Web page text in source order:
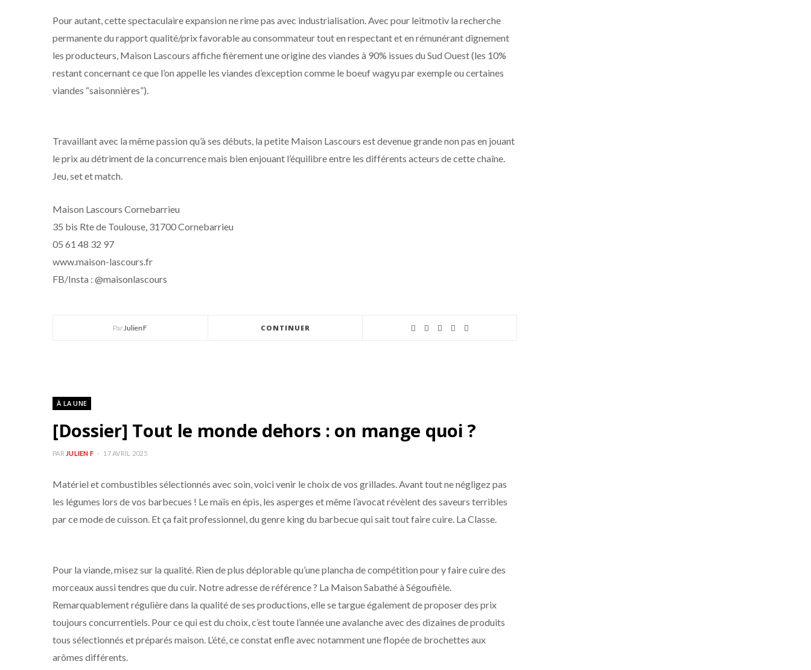
Pour autant, cette spectaculaire expansion ne rime pas avec industrialisation. Avec pour leitmotiv la recherche
permanente du rapport qualité/prix favorable au consommateur tout en respectant et en rémunérant dignement
les producteurs, Maison Lascours affiche fièrement une origine des viandes à 90% issues du Sud Ouest (les 10%
restant concernant ce que l’on appelle les viandes d’exception comme le boeuf wagyu par exemple ou certaines
viandes “saisonnières”).
Travaillant avec la même passion qu’à ses débuts, la petite Maison Lascours est devenue grande non pas en jouant
le prix au détriment de la concurrence mais bien enjouant l’équilibre entre les différents acteurs de cette chaîne.
Jeu, set et match.
Maison Lascours Cornebarrieu
35 bis Rte de Toulouse, 31700 Cornebarrieu
05 61 48 32 97
www.maison-lascours.fr
FB/Insta : @maisonlascours
ParJulien F CONTINUER
À LA UNE
[Dossier] Tout le monde dehors : on mange quoi ?
PAR JULIEN F 17 AVRIL 2025
Matériel et combustibles sélectionnés avec soin, voici venir le choix de vos grillades. Avant tout ne négligez pas
les légumes lors de vos barbecues ! Le maïs en épis, les asperges et même l’avocat révèlent des saveurs terribles
par ce mode de cuisson. Et ça fait professionnel, du genre king du barbecue qui sait tout faire cuire. La Classe.
Pour la viande, misez sur la qualité. Rien de plus déplorable qu’une plancha de compétition pour y faire cuire des
morceaux aussi tendres que du cuir. Notre adresse de référence ? La Maison Sabathé à Ségoufièle.
Remarquablement régulière dans la qualité de ses productions, elle se targue également de proposer des prix
toujours concurrentiels. Pour ce qui est du choix, c’est toute l’année une avalanche avec des dizaines de produits
tous sélectionnés et préparés maison. L’été, ce constat enfle avec notamment une flopée de brochettes aux
arômes différents.